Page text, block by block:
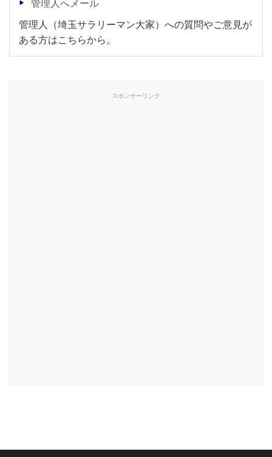
管理人（埼玉サラリーマン大家）への質問やご意見が
ある方はこちらから。
スポンサーリンク